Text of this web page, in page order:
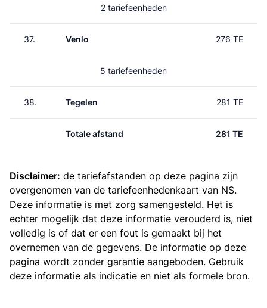
2 tariefeenheden
37. Venlo 276 TE
5 tariefeenheden
38. Tegelen 281 TE
Totale afstand 281 TE
Disclaimer: de tariefafstanden op deze pagina zijn
overgenomen van de tariefeenhedenkaart van NS.
Deze informatie is met zorg samengesteld. Het is
echter mogelijk dat deze informatie verouderd is, niet
volledig is of dat er een fout is gemaakt bij het
overnemen van de gegevens. De informatie op deze
pagina wordt zonder garantie aangeboden. Gebruik
deze informatie als indicatie en niet als formele bron.